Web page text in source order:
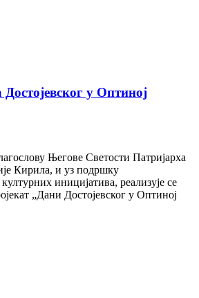
у Оптиној
Његове Светости Патријарха
Кирила, и уз подршку
иницијатива, реализује се
„Дани Достојевског у Оптиној